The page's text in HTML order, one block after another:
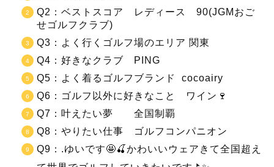
Q2：ベストスコア レディース 90(JGMおご
せゴルフクラブ)
Q3：よく行くゴルフ場のエリア 関東
Q4：好きなクラブ PING
Q5：よく着るゴルフブランド cocoairy
Q6：ゴルフ以外に好きなこと ワイン🍷
Q7：叶えたい夢 全国制覇
Q8：やりたい仕事 ゴルフコンパニオン
Q9：.ゆいです🤩🍒かわいいウェアきて全国超え